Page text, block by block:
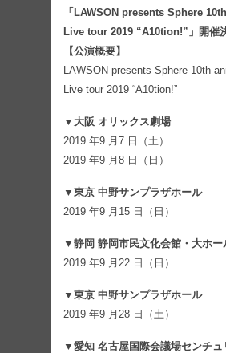
「LAWSON presents Sphere
Live tour 2019 “A10tion!”」開催
【公演概要】
LAWSON presents Sphere 10th
Live tour 2019 “A10tion!”
▼⼤阪 オリックス劇場
2019 年9 ⽉7 ⽇（⼟）
2019 年9 ⽉8 ⽇（⽇）
▼東京 中野サンプラザホール
2019 年9 ⽉15 ⽇（⽇）
▼静岡 静岡市⺠⽂化会館・⼤ホー
2019 年9 ⽉22 ⽇（⽇）
▼東京 中野サンプラザホール
2019 年9 ⽉28 ⽇（⼟）
▼愛知 名古屋国際会議場センチュ